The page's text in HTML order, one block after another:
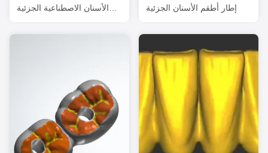
الأسنان الاصطناعية الجزئية
الاصطناعية
إطار أطقم الأسنان الجزئية